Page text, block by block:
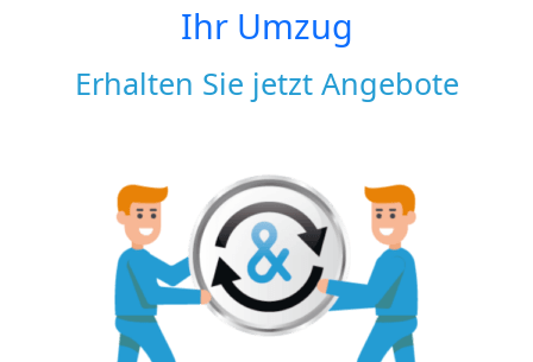
Ihr Umzug
Erhalten Sie jetzt Angebote